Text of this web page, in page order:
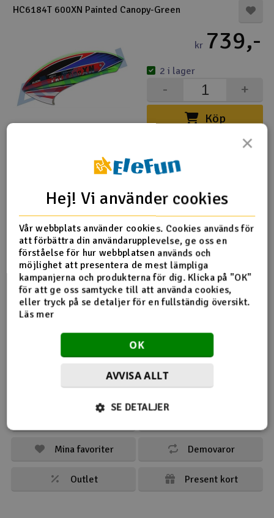
Drönare
Drönare för FPV
Kamerautrustning
Modellbygg- och byggsatser
Modelljärnväg
Motor & tillbehör
Outlet
Radioutrustning
Raketer
Scooter & elfordon
Solenergi
Verktyg, utrustning och tillbehör
HC6184T 600XN Painted Canopy-Green
kr 739,-
Köp
+
-
2 i lager
HC6513T 650X Painted Canopy
kr 993,-
Övervaka
+
-
Utsåld
Se även
Mest sålda Nyheter
Mina favoriter Demovaror
Outlet Present kort
×
Hej! Vi använder cookies
Vår webbplats använder cookies. Cookies används för
att förbättra din användarupplevelse, ge oss en
förståelse för hur webbplatsen används och
möjlighet att presentera de mest lämpliga
kampanjerna och produkterna för dig. Klicka på "OK"
för att ge oss samtycke till att använda cookies,
eller tryck på se detaljer för en fullständig översikt.
Läs mer
OK
AVVISA ALLT
SE DETALJER